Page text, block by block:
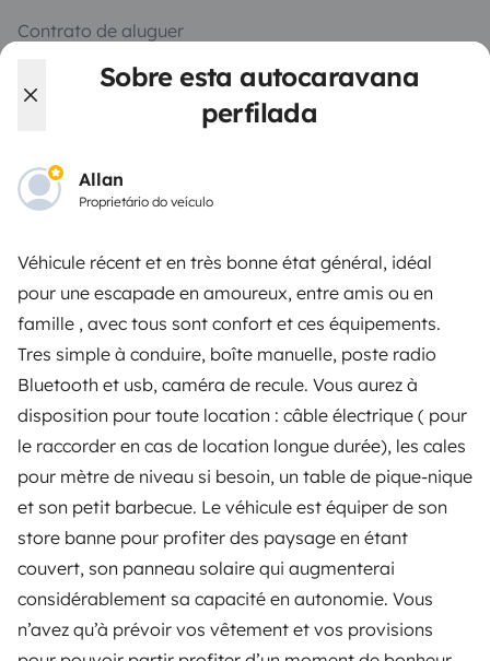
Sobre esta autocaravana
perfilada
Allan
Proprietário do veículo
Véhicule récent et en très bonne état général, idéal
pour une escapade en amoureux, entre amis ou en
famille , avec tous sont confort et ces équipements.
Tres simple à conduire, boîte manuelle, poste radio
Bluetooth et usb, caméra de recule. Vous aurez à
disposition pour toute location : câble électrique ( pour
le raccorder en cas de location longue durée), les cales
pour mètre de niveau si besoin, un table de pique-nique
et son petit barbecue. Le véhicule est équiper de son
store banne pour profiter des paysage en étant
couvert, son panneau solaire qui augmenterai
considérablement sa capacité en autonomie. Vous
n’avez qu’à prévoir vos vêtement et vos provisions
Contrato de aluguer
Seguro de aluguer
Assistências de aluguer
Ajuda proprietário
Modos de pagamento seguros
Pagamento em prestações
Descarregar na
Apple Store
Disponível na
Google Play
O blog Contactos Recrutamento
CGU
Confidencialidade
Cookies